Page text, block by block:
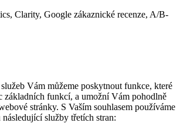
Clarity, Google zákaznické recenze, A/B-
Vám můžeme poskytnout funkce, které
základních funkcí, a umožní Vám pohodlně
stránky. S Vaším souhlasem používáme
služby třetích stran: